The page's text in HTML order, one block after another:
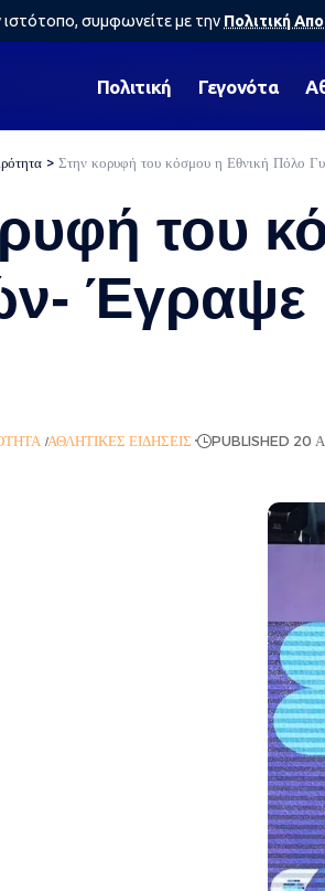
συμφωνείτε με την Πολιτική
Πολιτική Γεγονότα
> Στην κορυφή του κόσμου η Εθνική Πόλο
του
Έγραψε
ΑΘΛΗΤΙΚΈΣ ΕΙΔΉΣΕΙΣ PUBLISHED 20